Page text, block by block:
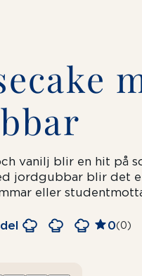
vanilj blir en hit på
jordgubbar blir det
eller
0(0)